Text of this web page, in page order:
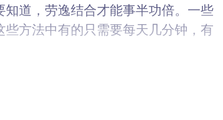
道，劳逸结合才能事半功倍。一些
方法中有的只需要每天几分钟，有